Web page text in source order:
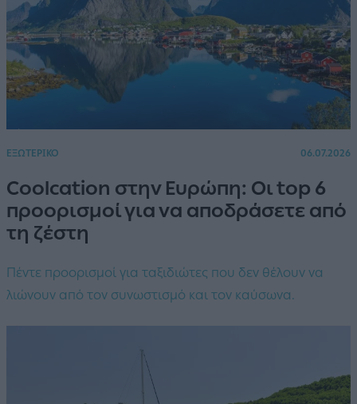
ΕΞΩΤΕΡΙΚΟ 06.07.2026
Coolcation στην Ευρώπη: Οι top 6
προορισμοί για να αποδράσετε από
τη ζέστη
Πέντε προορισμοί για ταξιδιώτες που δεν θέλουν να
λιώνουν από τον συνωστισμό και τον καύσωνα.